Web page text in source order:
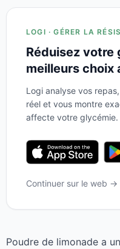
LOGI · GÉRER LA
Réduisez votre
meilleurs choix
Logi analyse vos
réel et vous montre
affecte votre glycémie.
Continuer sur le web →
Poudre de limonade a